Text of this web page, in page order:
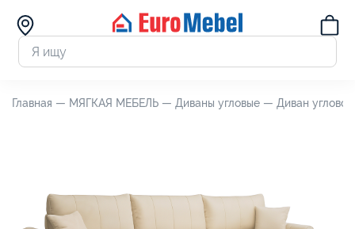
Главная — МЯГКАЯ МЕБЕЛЬ — Диваны угловые — Диван